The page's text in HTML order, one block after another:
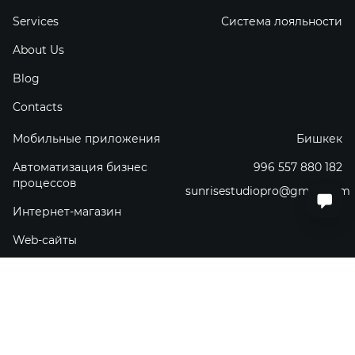
Services
About Us
Blog
Contacts
Система лояльности
Мобильные приложения
Автоматизация бизнес
процессов
Интернет-магазин
Web-сайты
Бишкек
996 557 880 182
sunrisestudiopro@gmail.com